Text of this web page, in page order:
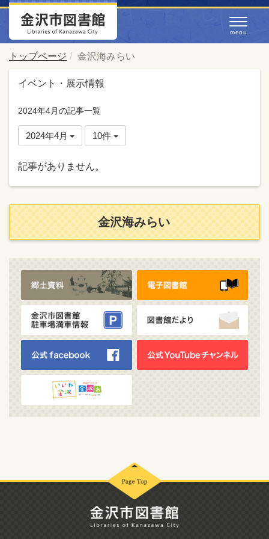
トップページ 金沢海みらい
イベント・展示情報
2024年4月の記事一覧
2024年4月 10件
記事がありません。
金沢海みらい